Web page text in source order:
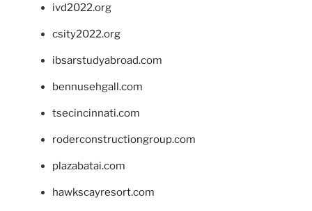
ivd2022.org
csity2022.org
ibsarstudyabroad.com
bennusehgall.com
tsecincinnati.com
roderconstructiongroup.com
plazabatai.com
hawkscayresort.com